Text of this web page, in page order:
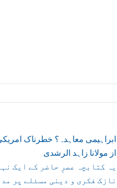
ابراہیمی معاہدہ؟ خطرناک
از مولانا زاہد الرشدی
یہ کتابچہ عصرِ حاضر کے ایک
نازک فکری و دینی مسئلے پر